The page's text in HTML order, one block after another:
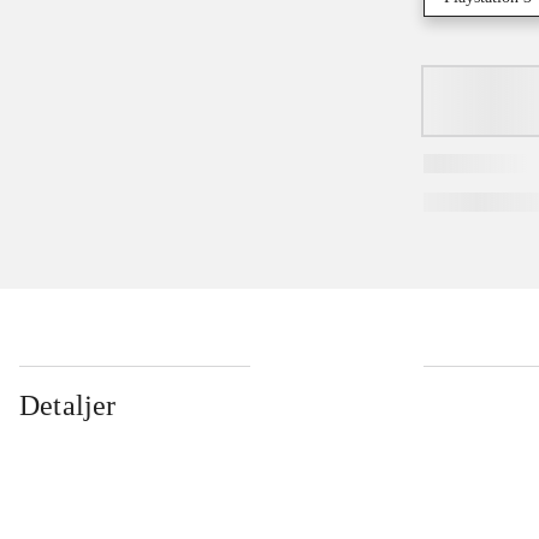
Detaljer